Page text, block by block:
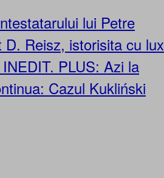
lui Petre
Reisz, istorisita cu lux
PLUS: Azi la
Cazul Kukliński